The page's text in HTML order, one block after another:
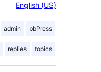
English (US)
admin bbPress
replies topics